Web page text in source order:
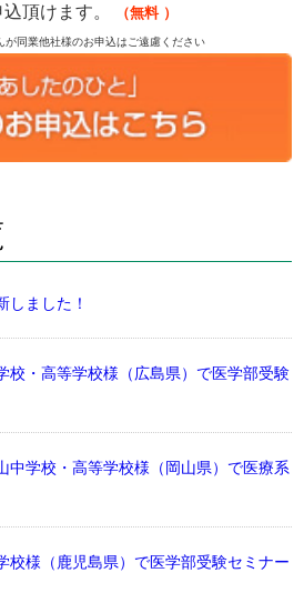
頂けます。
（無料 ）
同業他社様のお申込はご遠慮ください
しました！
校・高等学校様（広島県）で医学部受験
中学校・高等学校様（岡山県）で医療系
校様（鹿児島県）で医学部受験セミナー